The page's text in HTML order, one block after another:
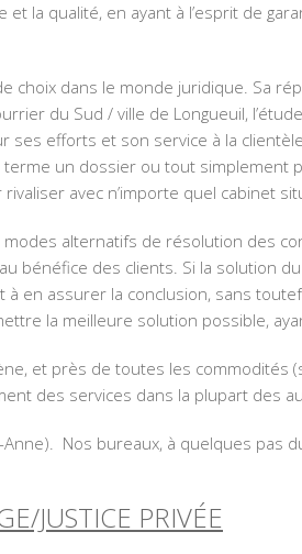
et la qualité, en ayant à l’esprit de
dans le monde juridique. Sa
du Sud / ville de Longueuil,
efforts et son service à la
un dossier ou tout simplement
avec n’importe quel cabinet
alternatifs de résolution des
bénéfice des clients. Si la solution
à en assurer la conclusion, sans
la meilleure solution possible,
et près de toutes les
des services dans la plupart des
Nos bureaux, à quelques pas
JUSTICE PRIVÉE